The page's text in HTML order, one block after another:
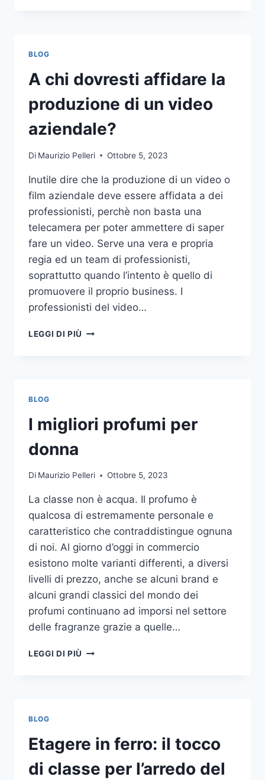
NELLE
SCOMMESSE
SPORTIVE
ONLINE
BLOG
A chi dovresti affidare la
produzione di un video
aziendale?
Di Maurizio Pelleri Ottobre 5, 2023
Inutile dire che la produzione di un video o
film aziendale deve essere affidata a dei
professionisti, perchè non basta una
telecamera per poter ammettere di saper
fare un video. Serve una vera e propria
regia ed un team di professionisti,
soprattutto quando l’intento è quello di
promuovere il proprio business. I
professionisti del video…
LEGGI DI PIÙ
VIDEO
BLOG
I migliori profumi per
donna
Di Maurizio Pelleri Ottobre 5, 2023
La classe non è acqua. Il profumo è
qualcosa di estremamente personale e
caratteristico che contraddistingue ognuna
di noi. Al giorno d’oggi in commercio
esistono molte varianti differenti, a diversi
livelli di prezzo, anche se alcuni brand e
alcuni grandi classici del mondo dei
profumi continuano ad imporsi nel settore
delle fragranze grazie a quelle…
LEGGI DI PIÙ
BLOG
Etagere in ferro: il tocco
di classe per l’arredo del